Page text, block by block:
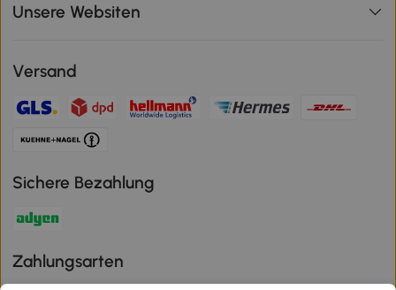
Unsere Websiten
Versand
Sichere Bezahlung
Zahlungsarten